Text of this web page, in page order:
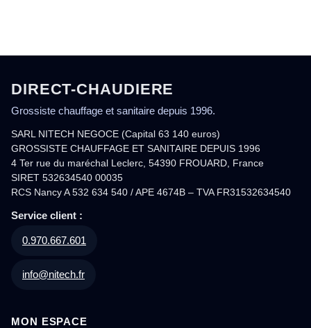
DIRECT-CHAUDIERE
Grossiste chauffage et sanitaire depuis 1996.
SARL NITECH NEGOCE (Capital 63 140 euros)
GROSSISTE CHAUFFAGE ET SANITAIRE DEPUIS 1996
4 Ter rue du maréchal Leclerc, 54390 FROUARD, France
SIRET 532634540 00035
RCS Nancy A 532 634 540 / APE 4674B – TVA FR31532634540
Service client :
0.970.667.601
info@nitech.fr
MON ESPACE